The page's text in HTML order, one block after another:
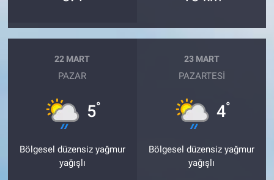
22 MART
PAZAR
5°
Bölgesel düzensiz yağmur
yağışlı
23 MART
PAZARTESI
4°
Bölgesel düzensiz yağmur
yağışlı